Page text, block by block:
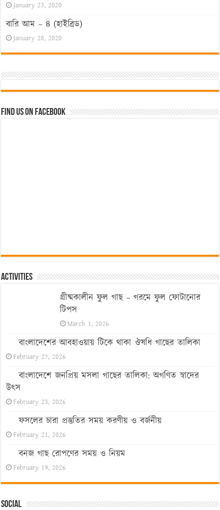
January 23, 2020
বারি আম – ৪ (হাইব্রিড)
January 28, 2020
Find us on Facebook
Activities
গ্রীষ্মকালীন ফুল গাছ – গরমে ফুল ফোটানোর
টিপস
March 1, 2026
বাংলাদেশের আবহাওয়ায় টিকে থাকা ঔষধি গাছের তালিকা
February 27, 2026
বাংলাদেশে জনপ্রিয় মসলা গাছের তালিকা: অগণিত স্বাদের
উৎস
February 23, 2026
ফসলের চারা প্রস্তুতির সময় করণীয় ও বর্জনীয়
February 21, 2026
বনজ গাছ রোপণের সময় ও নিয়ম
February 19, 2026
Social